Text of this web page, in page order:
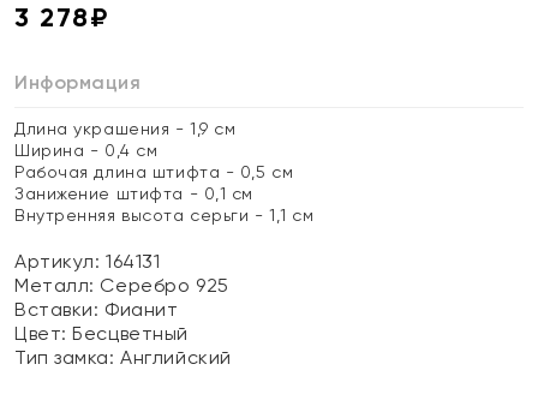
3 278₽
Информация
Длина украшения - 1,9 см
Ширина - 0,4 см
Рабочая длина штифта - 0,5 см
Занижение штифта - 0,1 см
Внутренняя высота серьги - 1,1 см
Артикул: 164131
Металл: Серебро 925
Вставки: Фианит
Цвет:Бесцветный
Тип замка:Английский